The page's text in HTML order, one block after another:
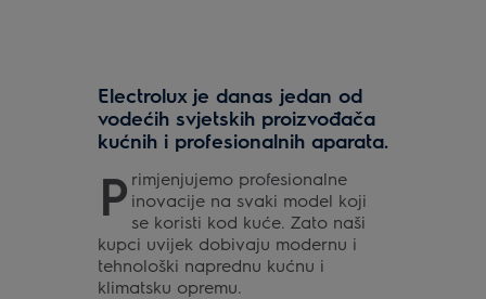
Electrolux je danas jedan od
vodećih svjetskih proizvođača
kućnih i profesionalnih aparata.
P rimjenjujemo profesionalne
inovacije na svaki model koji
se koristi kod kuće. Zato naši
kupci uvijek dobivaju modernu i
tehnološki naprednu kućnu i
klimatsku opremu.